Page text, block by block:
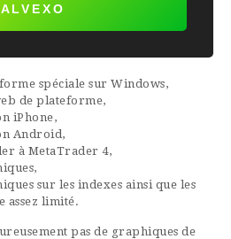
ALVEXO
spéciale sur Windows,
de plateforme,
iPhone,
Android,
à MetaTrader 4,
sur les indexes ainsi que les
assez limité.
pas de graphiques de